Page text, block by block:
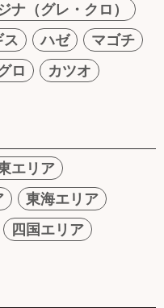
ナ（グレ・クロ）
ス ハゼ
マゴチ
ロ
カツオ
エリア
東海エリア
四国エリア